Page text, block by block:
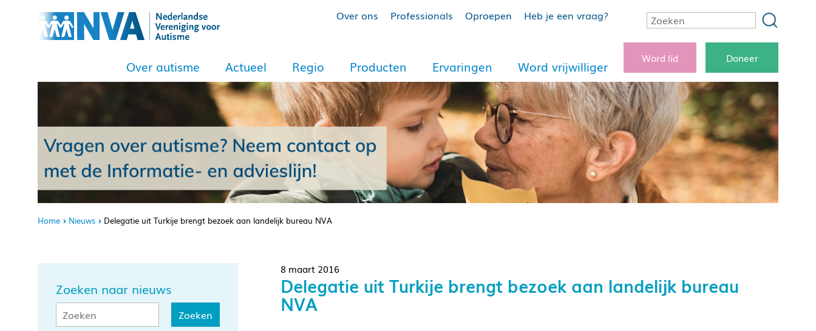
Over ons Professionals Oproepen Heb je een vraag?
Over autisme Actueel Regio Producten Ervaringen Word vrijwilliger
Word lid Doneer
Home Nieuws Delegatie uit Turkije brengt bezoek aan landelijk bureau NVA
Zoeken naar nieuws
8 maart 2016
Delegatie uit Turkije brengt bezoek aan landelijk bureau
NVA